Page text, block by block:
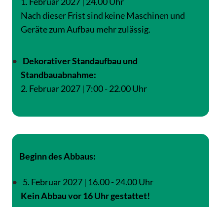
Nach dieser Frist sind keine Maschinen und
Geräte zum Aufbau mehr zulässig.
Dekorativer Standaufbau und
Standbauabnahme:
2. Februar 2027 | 7:00 - 22.00 Uhr
Beginn des Abbaus:
5. Februar 2027 | 16.00 - 24.00 Uhr
Kein Abbau vor 16 Uhr gestattet!